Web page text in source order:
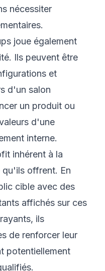
nécessiter
joue également
Ils peuvent être
et
d'un salon
un produit ou
d'une
interne.
inhérent à la
qu'ils offrent. En
cible avec des
affichés sur ces
ils
de renforcer leur
potentiellement